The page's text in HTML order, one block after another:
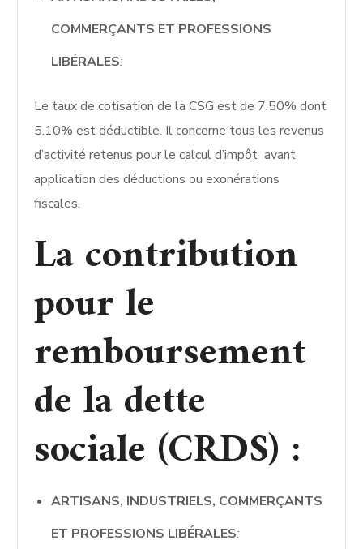
COMMERÇANTS ET PROFESSIONS
LIBÉRALES:
Le taux de cotisation de la CSG est de 7.50% dont
5.10% est déductible. Il concerne tous les revenus
d’activité retenus pour le calcul d’impôt avant
application des déductions ou exonérations
fiscales.
La contribution
pour le
remboursement
de la dette
sociale (CRDS) :
ARTISANS, INDUSTRIELS, COMMERÇANTS
ET PROFESSIONS LIBÉRALES: